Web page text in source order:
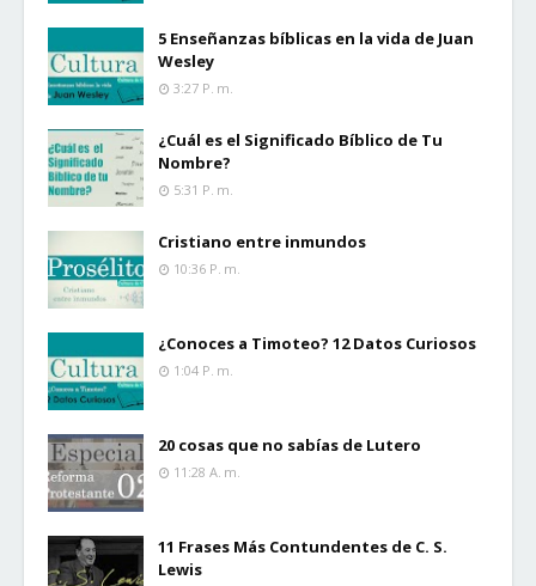
5 Enseñanzas bíblicas en la vida de Juan
Wesley
3:27 P. M.
¿Cuál es el Significado Bíblico de Tu
Nombre?
5:31 P. M.
Cristiano entre inmundos
10:36 P. M.
¿Conoces a Timoteo? 12 Datos Curiosos
1:04 P. M.
20 cosas que no sabías de Lutero
11:28 A. M.
11 Frases Más Contundentes de C. S.
Lewis